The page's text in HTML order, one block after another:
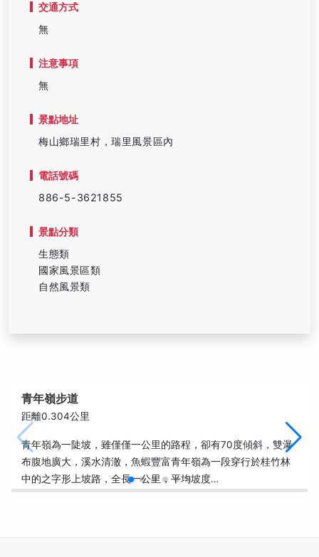
交通方式
無
注意事項
無
景點地址
梅山鄉瑞里村，瑞里風景區內
電話號碼
886-5-3621855
景點分類
生態類
國家風景區類
自然風景類
青年嶺步道
距離0.304公里
青年嶺為一陡坡，雖僅僅一公里的路程，卻有70度傾斜，雙瀑
布腹地廣大，溪水清澈，魚蝦豐富青年嶺為一段穿行於桂竹林
中的之字形上坡路，全長一公里，平均坡度…